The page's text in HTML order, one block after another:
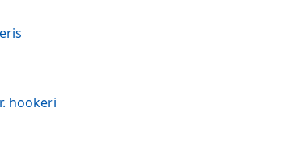
tomentosa var. hookeri